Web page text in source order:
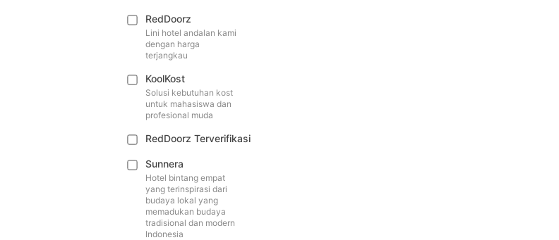
RedDoorz
Lini hotel andalan kami
dengan harga
terjangkau
KoolKost
Solusi kebutuhan kost
untuk mahasiswa dan
profesional muda
RedDoorz Terverifikasi
Sunnera
Hotel bintang empat
yang terinspirasi dari
budaya lokal yang
memadukan budaya
tradisional dan modern
Indonesia